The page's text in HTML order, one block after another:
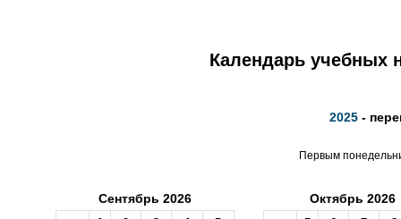
Календарь учебных
2025 -
Первым
Сентябрь 2026 Октябрь 2026